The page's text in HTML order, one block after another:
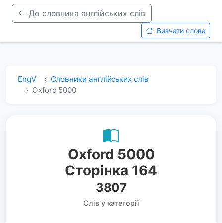
До словника англійських слів
Вивчати слова
EngV
Словники англійських слів
Oxford 5000
Oxford 5000
Сторінка 164
3807
Слів у категорії